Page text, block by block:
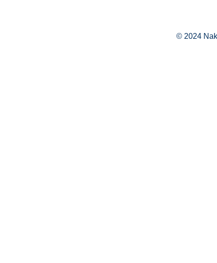
© 2024